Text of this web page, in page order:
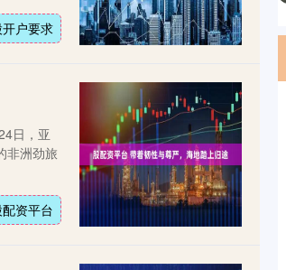
户要求
日，亚
非洲劲旅
配资平台